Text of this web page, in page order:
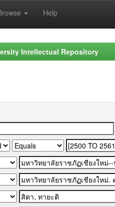
Help
Intellectual Repository